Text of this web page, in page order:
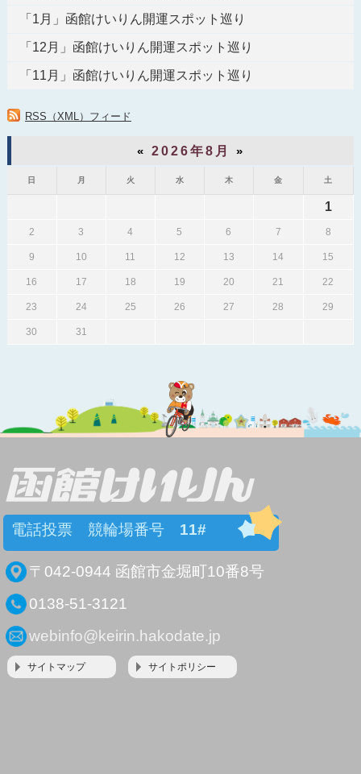
「1月」函館けいりん開運スポット巡り
「12月」函館けいりん開運スポット巡り
「11月」函館けいりん開運スポット巡り
RSS（XML）フィード
« 2026年8月 »
日 月 火 水 木 金 土
1
2 3 4 5 6 7 8
9 10 11 12 13 14 15
16 17 18 19 20 21 22
23 24 25 26 27 28 29
30 31
電話投票 競輪場番号 11#
〒042-0944 函館市金堀町10番8号
0138-51-3121
webinfo@keirin.hakodate.jp
サイトマップ サイトポリシー